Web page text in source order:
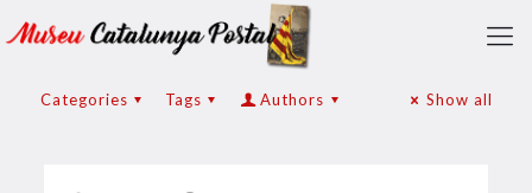
Categories Tags Authors Show all